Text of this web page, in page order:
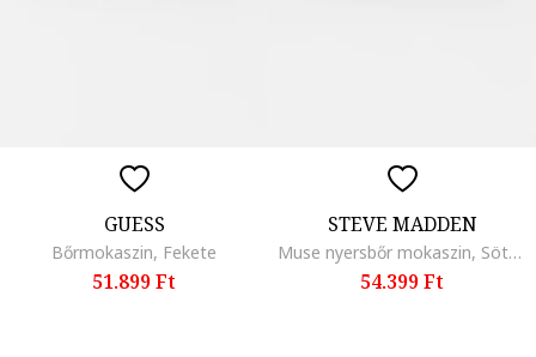
GUESS
Bőrmokaszin, Fekete
51.899 Ft
STEVE MADDEN
Muse nyersbőr mokaszin, Sötétbarna
54.399 Ft